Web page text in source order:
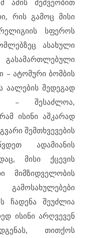
რის გამოც მისი
სფეროს
ასახული
– ატომური ბომბის
აალების შედეგად
– შესაძლოა,
ისინი აშკარად
შემთხვევების
ადამიანის
მისი ქცევის
მიმზიდველობის
ჩადენა შეუძლია
ისინი არღვევენ
თითქოს